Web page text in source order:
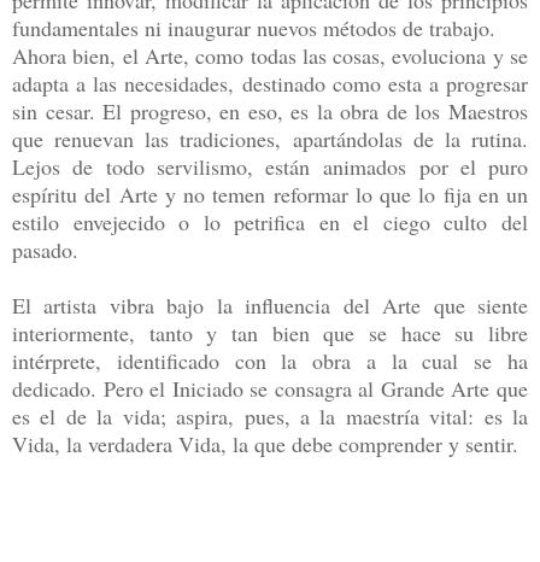
fundamentales ni inaugurar nuevos métodos de trabajo.
Ahora bien, el Arte, como todas las cosas, evoluciona y se
adapta a las necesidades, destinado como esta a progresar
sin cesar. El progreso, en eso, es la obra de los Maestros
que renuevan las tradiciones, apartándolas de la rutina.
Lejos de todo servilismo, están animados por el puro
espíritu del Arte y no temen reformar lo que lo fija en un
estilo envejecido o lo petrifica en el ciego culto del
pasado.
El artista vibra bajo la influencia del Arte que siente
interiormente, tanto y tan bien que se hace su libre
intérprete, identificado con la obra a la cual se ha
dedicado. Pero el Iniciado se consagra al Grande Arte que
es el de la vida; aspira, pues, a la maestría vital: es la
Vida, la verdadera Vida, la que debe comprender y sentir.